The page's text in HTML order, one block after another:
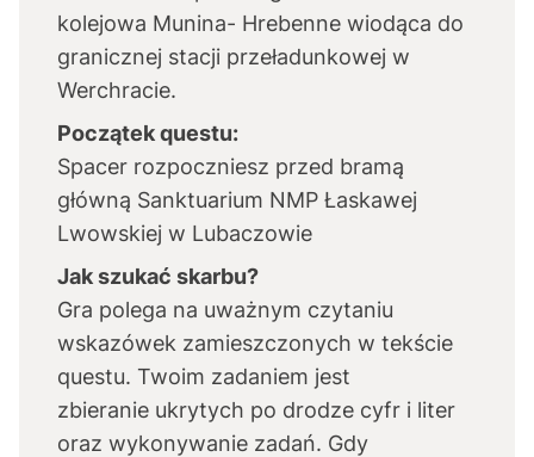
kolejowa Munina- Hrebenne wiodąca do
granicznej stacji przeładunkowej w
Werchracie.
Początek questu:
Spacer rozpoczniesz przed bramą
główną Sanktuarium NMP Łaskawej
Lwowskiej w Lubaczowie
Jak szukać skarbu?
Gra polega na uważnym czytaniu
wskazówek zamieszczonych w tekście
questu. Twoim zadaniem jest
zbieranie ukrytych po drodze cyfr i liter
oraz wykonywanie zadań. Gdy